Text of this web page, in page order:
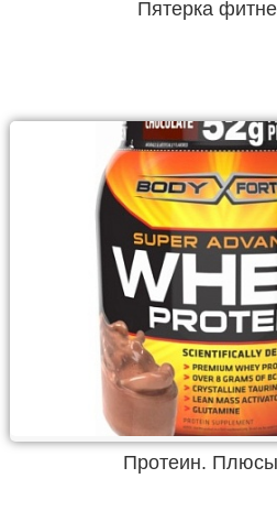
Пятерка
Протеин.